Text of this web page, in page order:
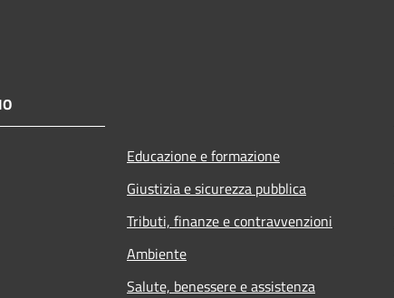
Educazione e formazione
Giustizia e sicurezza pubblica
Tributi, finanze e contravvenzioni
Ambiente
Salute, benessere e assistenza